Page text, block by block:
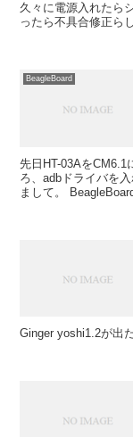
久々に電源入れたらシス
ったら不具合修正ら
BeagleBoard
先日HT-03AをCM6.1
ろ、adbドライバを
まして。 BeagleBoard-xMを繋いでみたのですけれど、こっちは認識
Ginger yoshi1.2が出